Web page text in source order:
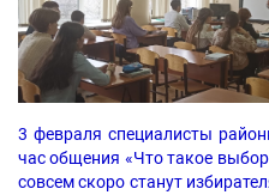
3 февраля специалисты
час общения «Что такое
совсем скоро станут